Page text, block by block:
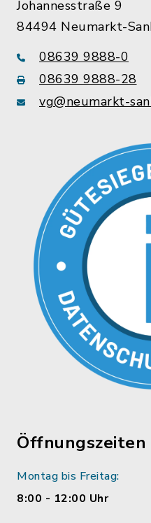
Johannesstraße 9
84494 Neumarkt-
08639 9888-0
08639 9888-28
vg@neumarkt-
Öffnungszeiten
Montag bis Freitag:
8:00 - 12:00 Uhr